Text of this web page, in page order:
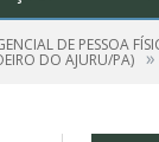
DE PESSOA
DO AJURU/PA) »